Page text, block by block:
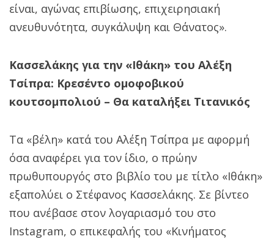
είναι, αγώνας επιβίωσης, επιχειρησιακή
ανευθυνότητα, συγκάλυψη και Θάνατος».
Κασσελάκης για την «Ιθάκη» του Αλέξη
Τσίπρα: Κρεσέντο ομοφοβικού
κουτσομπολιού – Θα καταλήξει Τιτανικός
Τα «βέλη» κατά του Αλέξη Τσίπρα με αφορμή
όσα αναφέρει για τον ίδιο, ο πρώην
πρωθυπουργός στο βιβλίο του με τίτλο «Ιθάκη»
εξαπολύει ο Στέφανος Κασσελάκης. Σε βίντεο
που ανέβασε στον λογαριασμό του στο
Instagram, ο επικεφαλής του «Κινήματος